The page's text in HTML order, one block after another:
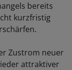
bereits
kurzfristig
Zustrom neuer
attraktiver